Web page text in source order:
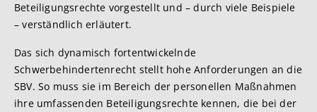
Beteiligungsrechte vorgestellt und – durch viele Beispiele
– verständlich erläutert.
Das sich dynamisch fortentwickelnde
Schwerbehindertenrecht stellt hohe Anforderungen an die
SBV. So muss sie im Bereich der personellen Maßnahmen
ihre umfassenden Beteiligungsrechte kennen, die bei der